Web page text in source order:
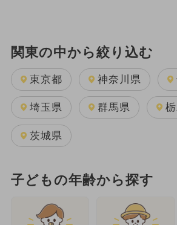
関東の中から絞り込む
東京都 神奈川県
埼玉県 群馬県
茨城県
子どもの年齢から探す